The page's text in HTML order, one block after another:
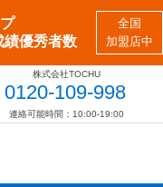
全国
加盟店中
績優秀者数
株式会社TOCHU
0120-109-998
連絡可能時間：10:00-19:00